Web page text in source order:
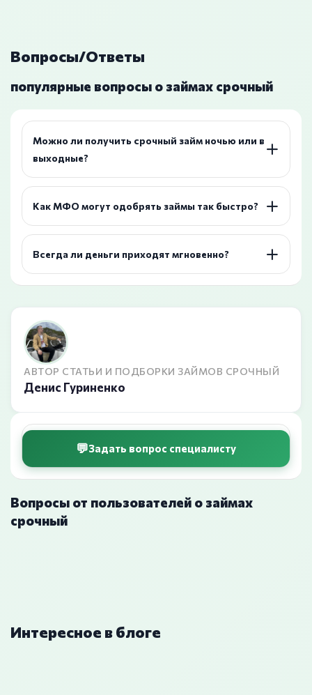
Вопросы/Ответы
популярные вопросы о займах срочный
Можно ли получить срочный займ ночью или в
выходные?
Как МФО могут одобрять займы так быстро?
Всегда ли деньги приходят мгновенно?
АВТОР СТАТЬИ И ПОДБОРКИ ЗАЙМОВ СРОЧНЫЙ
Денис Гуриненко
Задать вопрос специалисту
Вопросы от пользователей о займах
срочный
Интересное в блоге